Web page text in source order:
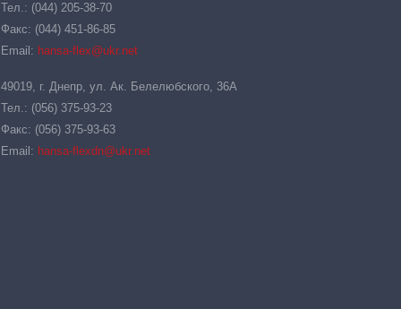
Тел.: (044) 205-38-70
Факс: (044) 451-86-85
Email: hansa-flex@ukr.net
49019, г. Днепр, ул. Ак. Белелюбского, 36А
Тел.: (056) 375-93-23
Факс: (056) 375-93-63
Email: hansa-flexdn@ukr.net